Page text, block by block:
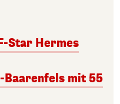
Star Hermes
Baarenfels mit 55